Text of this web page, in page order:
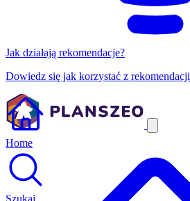
Jak działają rekomendacje?
Dowiedz się jak korzystać z rekomendacji
Home
Szukaj